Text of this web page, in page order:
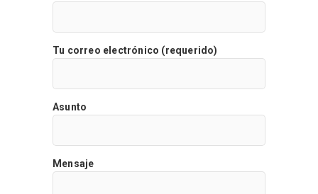
Tu correo electrónico (requerido)
Asunto
Mensaje